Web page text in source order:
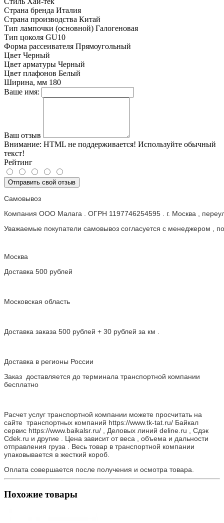
Страна бренда Италия
Страна производства Китай
Тип лампочки (основной) Галогеновая
Тип цоколя GU10
Форма рассеивателя Прямоугольный
Цвет Черный
Цвет арматуры Черный
Цвет плафонов Белый
Ширина, мм 180
Ваше имя:
Ваш отзыв
Внимание: HTML не поддерживается! Используйте обычный
текст!
Рейтинг
Отправить свой отзыв
Самовывоз
Компания ООО Малага . ОГРН 1197746254595 . г. Москва ,
Уважаемые покупатели самовывоз согласуется с менеджером ,
Москва
Доставка 500 рублей
Московская область
Доставка заказа 500 рублей + 30 рублей за км .
Доставка в регионы России
Заказ доставляется до терминала транспортной компании
бесплатно
Расчет услуг транспортной компании можете просчитать на
сайте транспортных компаний https://www.tk-tat.ru/ Байкал
сервис https://www.baikalsr.ru/ , Деловых линий deline.ru , Сдэк
Cdek.ru и другие . Цена зависит от веса , объема и дальности
отправления груза . Весь товар в транспортной компании
упаковывается в жесткий короб.
Оплата совершается после получения и осмотра товара.
Похожие товары